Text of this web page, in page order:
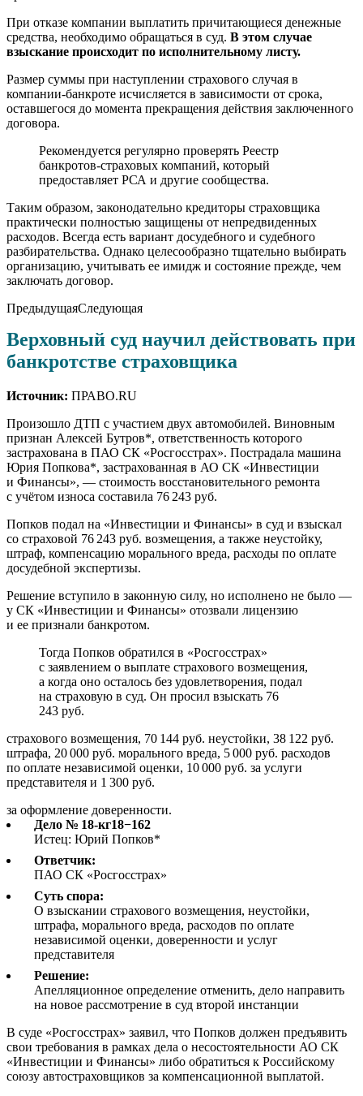
При отказе компании выплатить причитающиеся денежные
средства, необходимо обращаться в суд. В этом случае
взыскание происходит по исполнительному листу.
Размер суммы при наступлении страхового случая в
компании-банкроте исчисляется в зависимости от срока,
оставшегося до момента прекращения действия заключенного
договора.
Рекомендуется регулярно проверять Реестр
банкротов-страховых компаний, который
предоставляет РСА и другие сообщества.
Таким образом, законодательно кредиторы страховщика
практически полностью защищены от непредвиденных
расходов. Всегда есть вариант досудебного и судебного
разбирательства. Однако целесообразно тщательно выбирать
организацию, учитывать ее имидж и состояние прежде, чем
заключать договор.
ПредыдущаяСледующая
Верховный суд научил действовать при
банкротстве страховщика
Источник: ПРАВО.RU
Произошло ДТП с участием двух автомобилей. Виновным
признан Алексей Бутров*, ответственность которого
застрахована в ПАО СК «Росгосстрах». Пострадала машина
Юрия Попкова*, застрахованная в АО СК «Инвестиции
и Финансы», — стоимость восстановительного ремонта
с учётом износа составила 76 243 руб.
Попков подал на «Инвестиции и Финансы» в суд и взыскал
со страховой 76 243 руб. возмещения, а также неустойку,
штраф, компенсацию морального вреда, расходы по оплате
досудебной экспертизы.
Решение вступило в законную силу, но исполнено не было —
у СК «Инвестиции и Финансы» отозвали лицензию
и ее признали банкротом.
Тогда Попков обратился в «Росгосстрах»
с заявлением о выплате страхового возмещения,
а когда оно осталось без удовлетворения, подал
на страховую в суд. Он просил взыскать 76
243 руб.
страхового возмещения, 70 144 руб. неустойки, 38 122 руб.
штрафа, 20 000 руб. морального вреда, 5 000 руб. расходов
по оплате независимой оценки, 10 000 руб. за услуги
представителя и 1 300 руб.
за оформление доверенности.
Дело № 18-кг18−162
Истец: Юрий Попков*
Ответчик:
ПАО СК «Росгосстрах»
Суть спора:
О взыскании страхового возмещения, неустойки,
штрафа, морального вреда, расходов по оплате
независимой оценки, доверенности и услуг
представителя
Решение:
Апелляционное определение отменить, дело направить
на новое рассмотрение в суд второй инстанции
В суде «Росгосстрах» заявил, что Попков должен предъявить
свои требования в рамках дела о несостоятельности АО СК
«Инвестиции и Финансы» либо обратиться к Российскому
союзу автостраховщиков за компенсационной выплатой.